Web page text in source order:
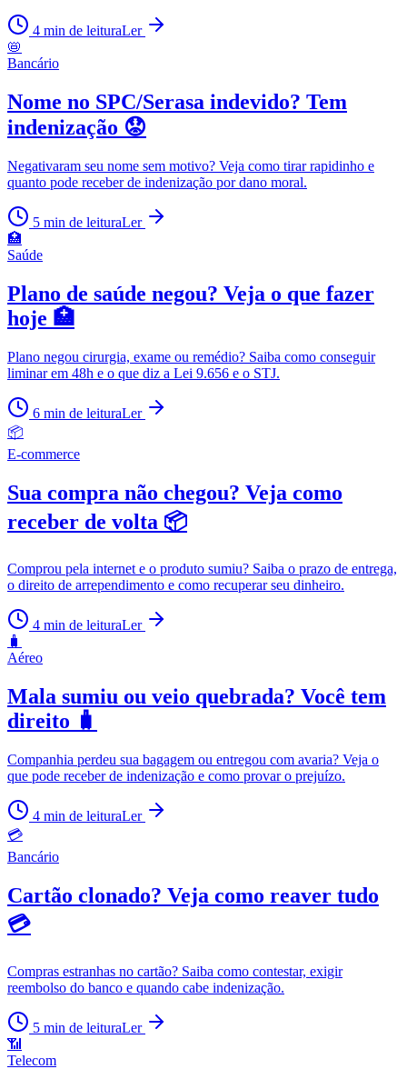
4 min de leituraLer
📛
Bancário
Nome no SPC/Serasa indevido? Tem
indenização 😟
Negativaram seu nome sem motivo? Veja como tirar rapidinho e
quanto pode receber de indenização por dano moral.
5 min de leituraLer
🏥
Saúde
Plano de saúde negou? Veja o que fazer
hoje 🏥
Plano negou cirurgia, exame ou remédio? Saiba como conseguir
liminar em 48h e o que diz a Lei 9.656 e o STJ.
6 min de leituraLer
📦
E-commerce
Sua compra não chegou? Veja como
receber de volta 📦
Comprou pela internet e o produto sumiu? Saiba o prazo de entrega,
o direito de arrependimento e como recuperar seu dinheiro.
4 min de leituraLer
🧳
Aéreo
Mala sumiu ou veio quebrada? Você tem
direito 🧳
Companhia perdeu sua bagagem ou entregou com avaria? Veja o
que pode receber de indenização e como provar o prejuízo.
4 min de leituraLer
💳
Bancário
Cartão clonado? Veja como reaver tudo
💳
Compras estranhas no cartão? Saiba como contestar, exigir
reembolso do banco e quando cabe indenização.
5 min de leituraLer
📶
Telecom